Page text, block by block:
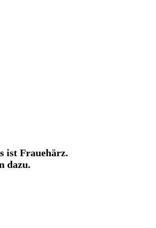
ist Frauehärz.
dazu.